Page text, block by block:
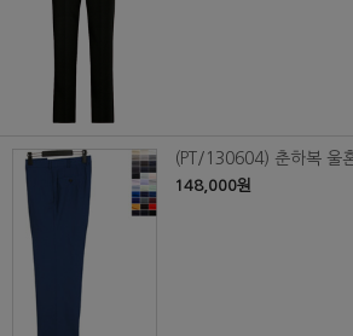
(PT/130604) 춘하복 울
148,000원